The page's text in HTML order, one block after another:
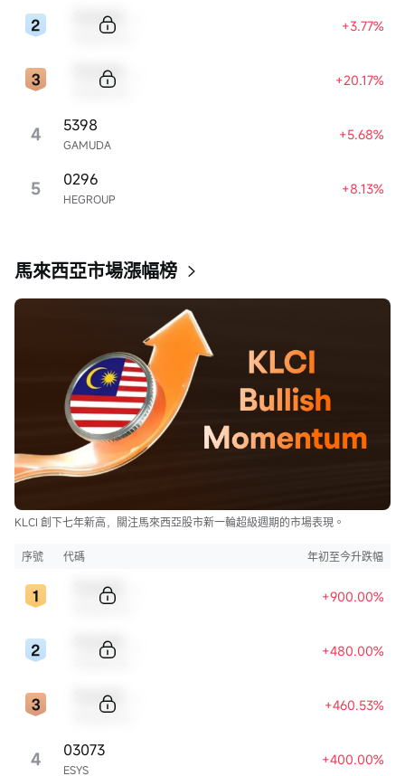
+3.77%
+20.17%
4 GAMUDA
5398 +5.68%
5 HEGROUP
0296 +8.13%
馬來西亞市場漲幅榜
KLCI 創下七年新高，關注馬來西亞股市新一輪超級週期的市場表現。
序號 代碼 年初至今升跌幅
+900.00%
+480.00%
+460.53%
4 ESYS
03073 +400.00%